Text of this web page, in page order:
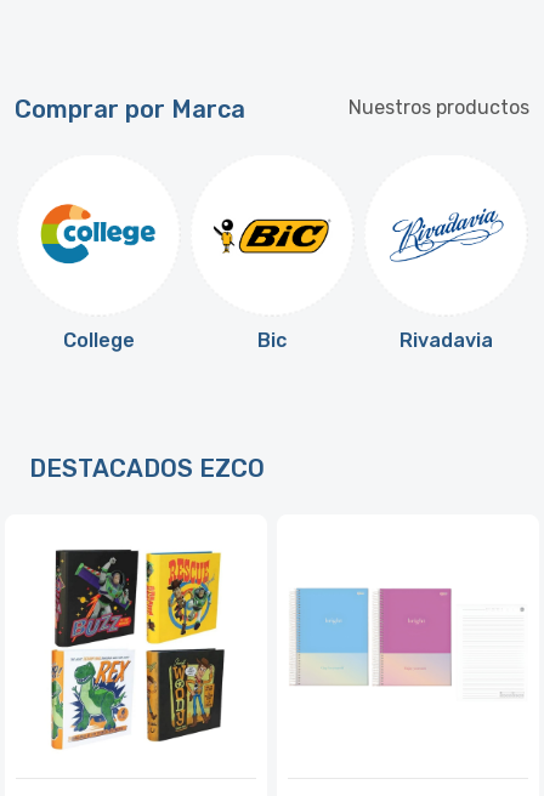
Comprar por Marca Nuestros productos
College Bic Rivadavia
DESTACADOS EZCO